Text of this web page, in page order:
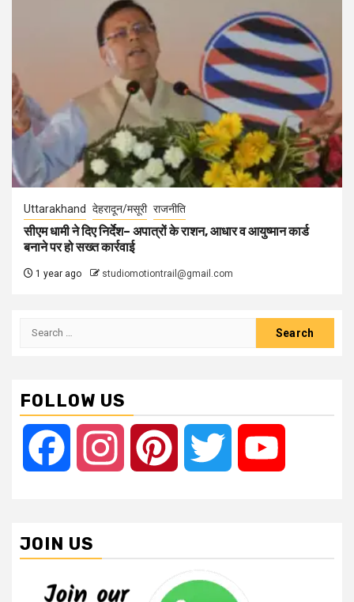
Uttarakhand देहरादून/मसूरी राजनीति
सीएम धामी ने दिए निर्देश– अपात्रों के राशन, आधार व आयुष्मान कार्ड
बनाने पर हो सख्त कार्रवाई
1 year ago studiomotiontrail@gmail.com
Search
FOLLOW US
Facebook Instagram Pinterest Twitter
JOIN US